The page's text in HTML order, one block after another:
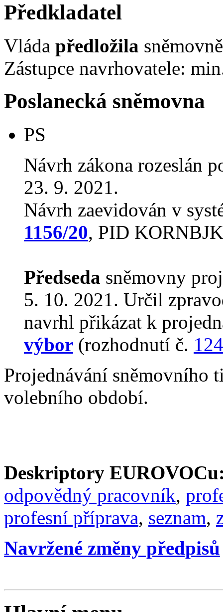
Předkladatel
Vláda předložila
Zástupce navrhovatele:
Poslanecká sněmovna
PS
Návrh zákona rozeslán
23. 9. 2021.
Návrh zaevidován v
1156/20, PID
Předseda sněmovny
5. 10. 2021. Určil
navrhl přikázat k
výbor (rozhodnutí č. 124
Projednávání sněmovního
volebního období.
Deskriptory
odpovědný pracovník,
profesní příprava, seznam,
Navržené změny předpisů